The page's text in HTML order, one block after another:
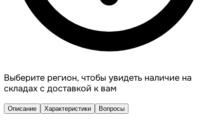
Выберите регион, чтобы увидеть наличие на
складах с доставкой к вам
Описание Характеристики Вопросы